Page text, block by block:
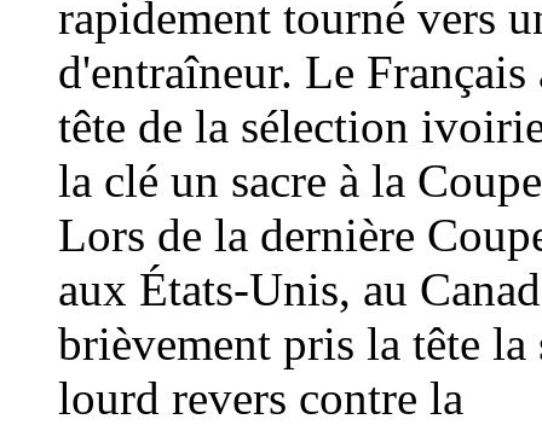
rapidement tourné vers
d'entraîneur. Le
tête de la sélection
la clé un sacre à la
Lors de la dernière
aux États-Unis, au
brièvement pris la tête
lourd revers contre la